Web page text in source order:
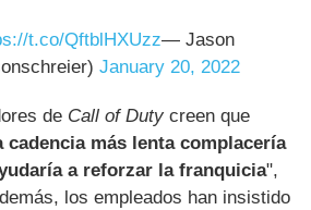
t.co/QftblHXUzz— Jason
January 20, 2022
de Call of Duty creen que
cadencia más lenta complacería
a reforzar la franquicia",
los empleados han insistido